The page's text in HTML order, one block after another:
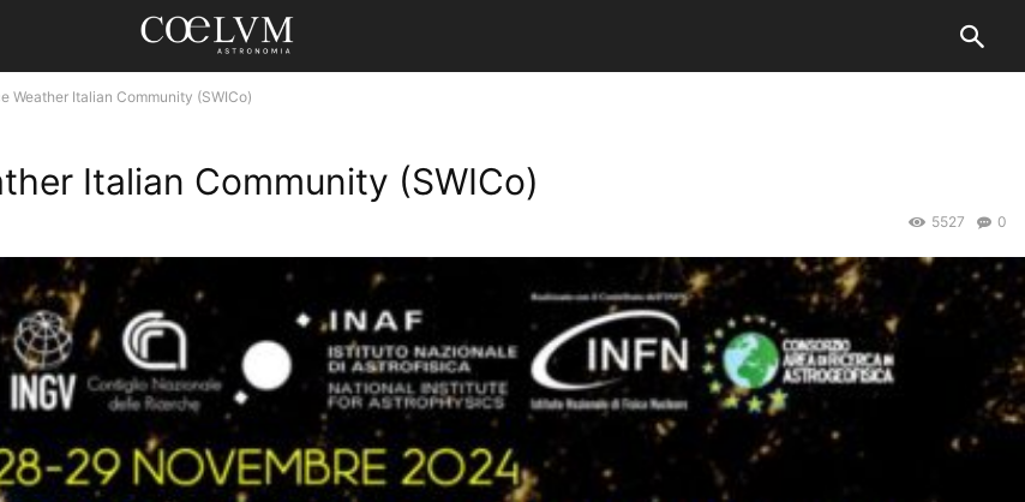
Weather Italian Community (SWICo)
Italian Community (SWICo)
0
5527